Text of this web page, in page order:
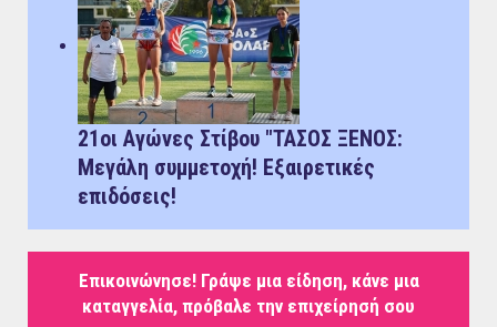
21οι Αγώνες Στίβου "ΤΑΣΟΣ ΞΕΝΟΣ:
Μεγάλη συμμετοχή! Εξαιρετικές
επιδόσεις!
Επικοινώνησε! Γράψε μια είδηση, κάνε μια
καταγγελία, πρόβαλε την επιχείρησή σου